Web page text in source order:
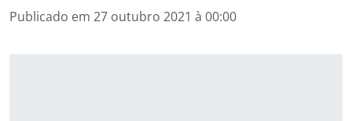
Publicado em 27 outubro 2021 à 00:00